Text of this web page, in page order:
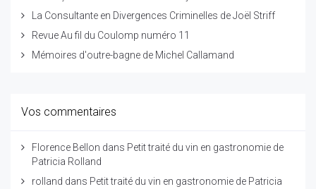
La Consultante en Divergences Criminelles de Joël Striff
Revue Au fil du Coulomp numéro 11
Mémoires d'outre-bagne de Michel Callamand
Vos commentaires
Florence Bellon dans Petit traité du vin en gastronomie de
Patricia Rolland
rolland dans Petit traité du vin en gastronomie de Patricia